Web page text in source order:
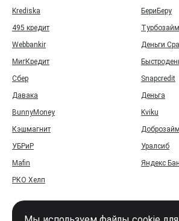
Krediska
БериБеру
495 кредит
Турбозайм
Webbankir
Деньги
МигКредит
Сбер
Snapcredit
Давака
Деньга
BunnyMoney
Kviku
Кэшмагнит
Доброзайм
УБРиР
Уралсиб
Mafin
Яндекс
РКО Хелп